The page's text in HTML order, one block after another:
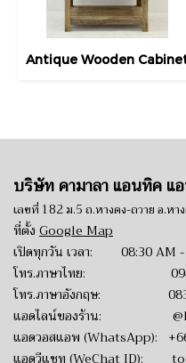
Antique Wooden
บริษัท คามาลา แอนทิค แ
เลขที่ 182 ม.5 ถ.หางดง-ถวาย อ.หา
ที่ตั้ง Google Map
เปิดทุกวัน เวลา: 08:30 AM -
โทร.ภาษาไทย:
โทร.ภาษาอังกฤษ:
แอดไลน์ของร้าน:
แอดวอสแอพ (WhatsApp):
แอดวีแชท (WeChat ID):